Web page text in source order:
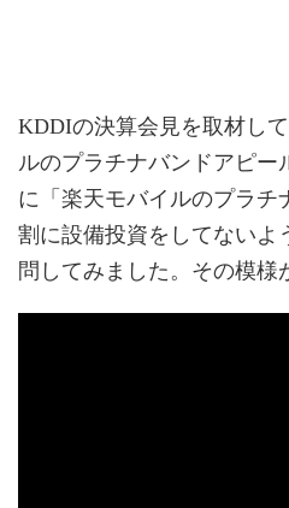
KDDIの決算会見を取材し
ルのプラチナバンドアピー
に「楽天モバイルのプラチ
割に設備投資をしてないよ
問してみました。その模様